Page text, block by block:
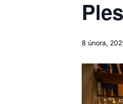
8 února,